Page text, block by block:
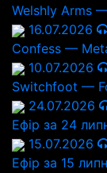
Welshly Arms
16.07.2026
Confess —
10.07.2026
Switchfoot —
24.07.2026
Ефір за 24
15.07.2026
Ефір за 15